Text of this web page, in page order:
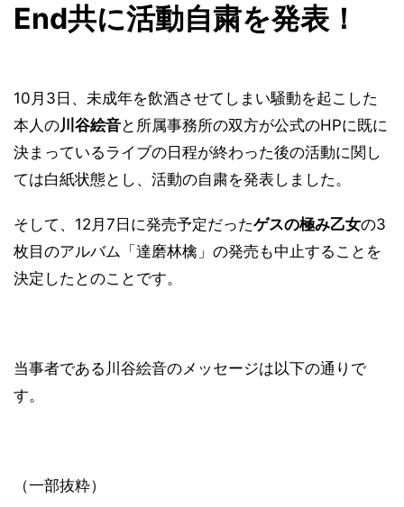
End共に活動自粛を発表！
10月3日、未成年を飲酒させてしまい騒動を起こした
本人の川谷絵音と所属事務所の双方が公式のHPに既に
決まっているライブの日程が終わった後の活動に関し
ては白紙状態とし、活動の自粛を発表しました。
そして、12月7日に発売予定だったゲスの極み乙女の3
枚目のアルバム「達磨林檎」の発売も中止することを
決定したとのことです。
当事者である川谷絵音のメッセージは以下の通りで
す。
（一部抜粋）